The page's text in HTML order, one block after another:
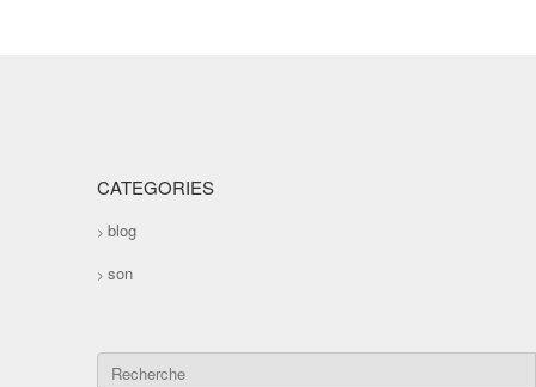
CATEGORIES
blog
son